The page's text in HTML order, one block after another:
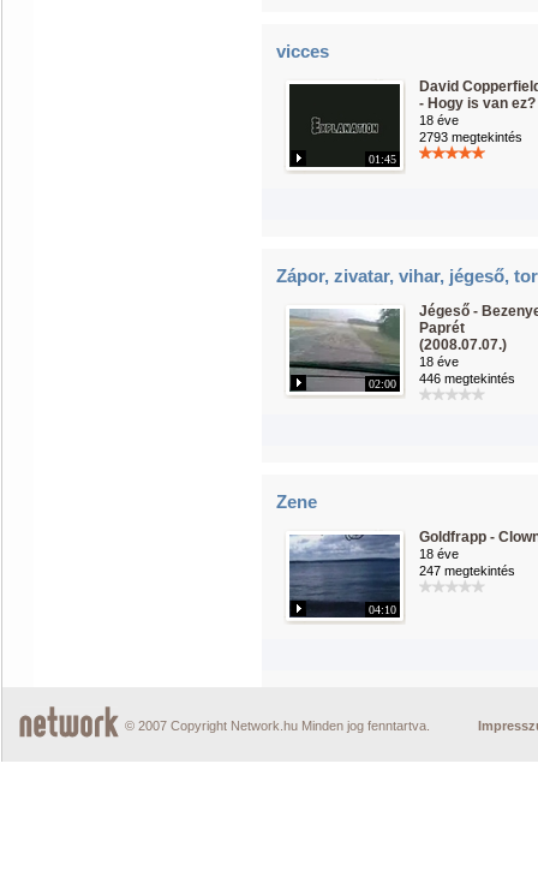
vicces
01:45
David
- Hogy is van ez?
18 éve
2793 megtekintés
Zápor, zivatar, vihar, jégeső,
02:00
Jégeső -
Paprét
(2008.07.07.)
18 éve
446 megtekintés
Zene
04:10
Goldfrapp -
18 éve
247 megtekintés
© 2007 Copyright Network.hu Minden jog fenntartva.